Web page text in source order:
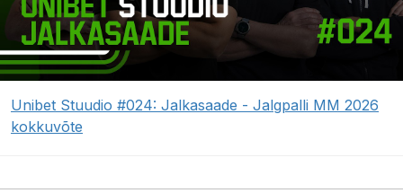
Unibet Stuudio #024: Jalkasaade - Jalgpalli MM 2026
kokkuvõte